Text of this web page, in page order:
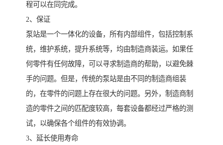
程可以在同完成。
2、保证
泵站是一个一体化的设备，所有内部组件，包括控制系
统，维护系统，提升系统等，均由制造商装运。如果任
何零件有任何故障，可以寻求制造商的帮助，以避免棘
手的问题。但是，传统的泵站是由不同的制造商组装
的，在零件的问题上存在很大的问题。另外，制造商制
造的零件之间的匹配度较高，每套设备都经过严格的测
试，以确保各个组件的有效协调。
3、延长使用寿命